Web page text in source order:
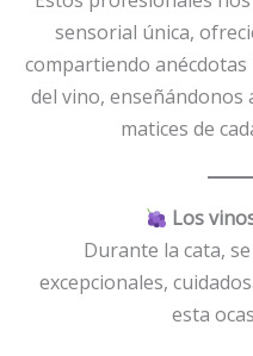
sensorial única,
compartiendo
del vino,
matices de
Los
Durante la cata,
excepcionales,
esta